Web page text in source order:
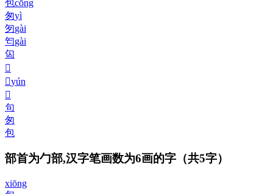
包cōng
匆yì
匇gài
匄gài
匃
𠣍
𠣎yún
𠣐
句
匆
包
部首为勹部,汉字笔画数为6画的字 （共5字）
xiōng